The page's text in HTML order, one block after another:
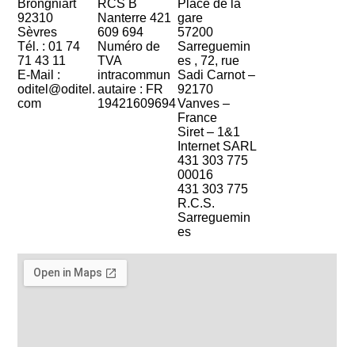
Brongniart
92310
Sèvres
Tél. : 01 74
71 43 11
E-Mail :
oditel@oditel.
com
RCS B
Nanterre 421
609 694
Numéro de
TVA
intracommun
autaire : FR
19421609694
Place de la
gare
57200
Sarreguemin
es , 72, rue
Sadi Carnot –
92170
Vanves –
France
Siret – 1&1
Internet SARL
431 303 775
00016
431 303 775
R.C.S.
Sarreguemin
es